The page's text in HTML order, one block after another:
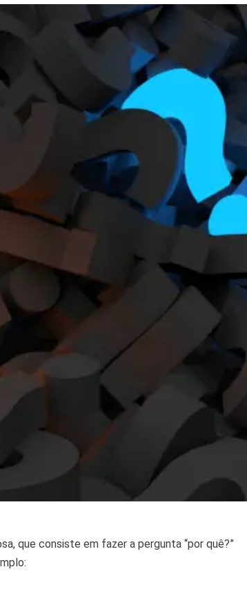
que consiste em fazer a pergunta “por quê?”